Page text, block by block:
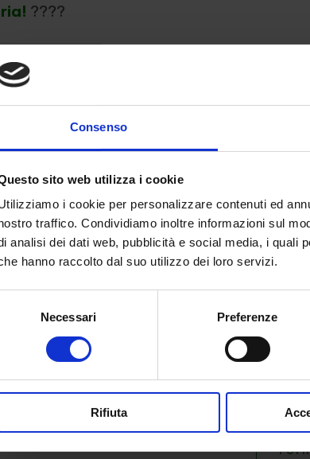
Consenso
sito web utilizza i cookie
i cookie per personalizzare contenuti ed
traffico. Condividiamo inoltre informazioni sul
analisi dei dati web, pubblicità e social media, i quali
hanno raccolto dal suo utilizzo dei loro servizi.
Necessari Preferenze
Rifiuta
????
pensiero speciale alla nostra straordinaria
che, dopo due anni intensi e ricchi di successi,
capitolo della sua carriera, dedicandosi a
Cassa Rurale Alta Valsugana.
e il suo instancabile impegno hanno aiutato
come mai avremmo immaginato.
autentici, raccontare la nostra storia e rendere
di condivisione e valore per tutti.
stesso entusiasmo e la stessa determinazione in
nella prossima newsletter e sui nostri canali
raccoglierà il testimone e continuerà a far
rete. Restate connessi!